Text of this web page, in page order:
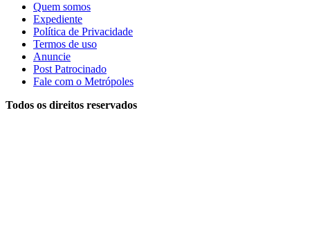
Quem somos
Expediente
Política de Privacidade
Termos de uso
Anuncie
Post Patrocinado
Fale com o Metrópoles
Todos os direitos reservados